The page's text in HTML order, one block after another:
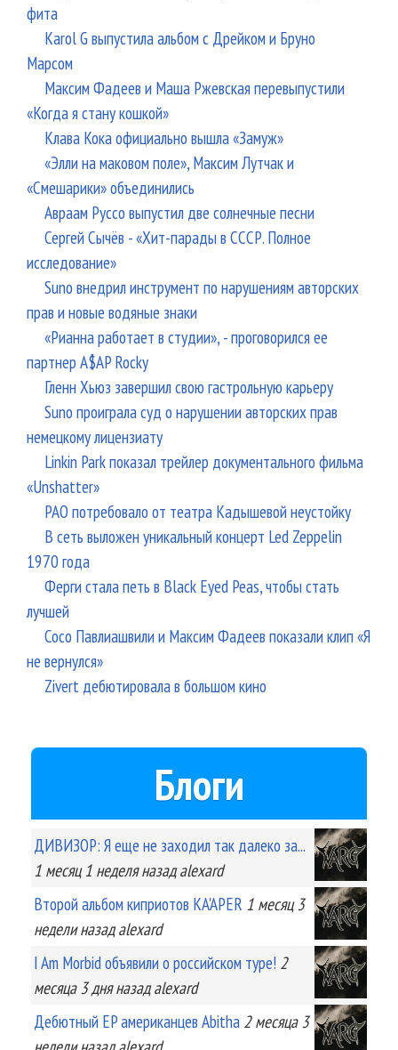
фита
Karol G выпустила альбом с Дрейком и Бруно
Марсом
Максим Фадеев и Маша Ржевская перевыпустили
«Когда я стану кошкой»
Клава Кока официально вышла «Замуж»
«Элли на маковом поле», Максим Лутчак и
«Смешарики» объединились
Авраам Руссо выпустил две солнечные песни
Сергей Сычёв - «Хит-парады в СССР. Полное
исследование»
Suno внедрил инструмент по нарушениям авторских
прав и новые водяные знаки
«Рианна работает в студии», - проговорился ее
партнер A$AP Rocky
Гленн Хьюз завершил свою гастрольную карьеру
Suno проиграла суд о нарушении авторских прав
немецкому лицензиату
Linkin Park показал трейлер документального фильма
«Unshatter»
РАО потребовало от театра Кадышевой неустойку
В сеть выложен уникальный концерт Led Zeppelin
1970 года
Ферги стала петь в Black Eyed Peas, чтобы стать
лучшей
Сосо Павлиашвили и Максим Фадеев показали клип «Я
не вернулся»
Zivert дебютировала в большом кино
Блоги
ДИВИЗОР: Я еще не заходил так далеко за...
1 месяц 1 неделяназад alexard
Второй альбом киприотов KA'APER 1 месяц 3
неделиназад alexard
I Am Morbid объявили о российском туре! 2
месяца 3 дняназад alexard
Дебютный EP американцев Abitha 2 месяца 3